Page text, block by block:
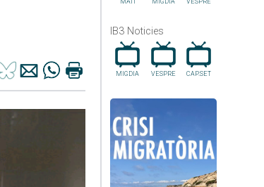
IB3 Noticies
MIGDIA VESPRE CAP.SET